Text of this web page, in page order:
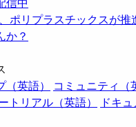
信中
ポリプラスチックスが推
か？
英語）
コミュニティ（
トリアル（英語）
ドキ